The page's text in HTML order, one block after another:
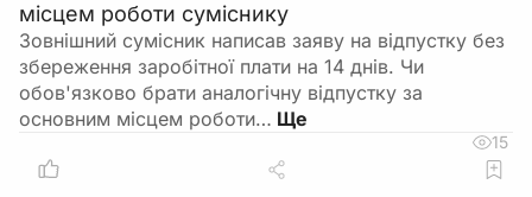
місцем роботи суміснику
Зовнішний сумісник написав заяву на відпустку без
збереження заробітної плати на 14 днів. Чи
обов'язково брати аналогічну відпустку за
основним місцем роботи…
15